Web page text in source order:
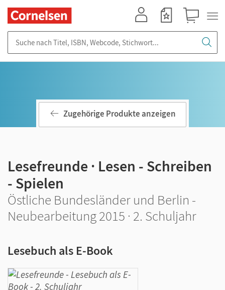
Zugehörige Produkte anzeigen
Lesefreunde · Lesen - Schreiben
- Spielen
Östliche Bundesländer und Berlin -
Neubearbeitung 2015 · 2. Schuljahr
Lesebuch als E-Book